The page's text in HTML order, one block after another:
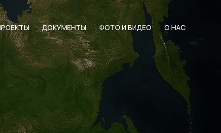
ДОКУМЕНТЫ ФОТО И ВИДЕО О НАС